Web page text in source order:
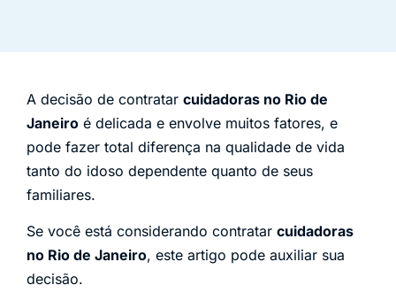
A decisão de contratar cuidadoras no Rio de
Janeiro é delicada e envolve muitos fatores, e
pode fazer total diferença na qualidade de vida
tanto do idoso dependente quanto de seus
familiares.
Se você está considerando contratar cuidadoras
no Rio de Janeiro, este artigo pode auxiliar sua
decisão.